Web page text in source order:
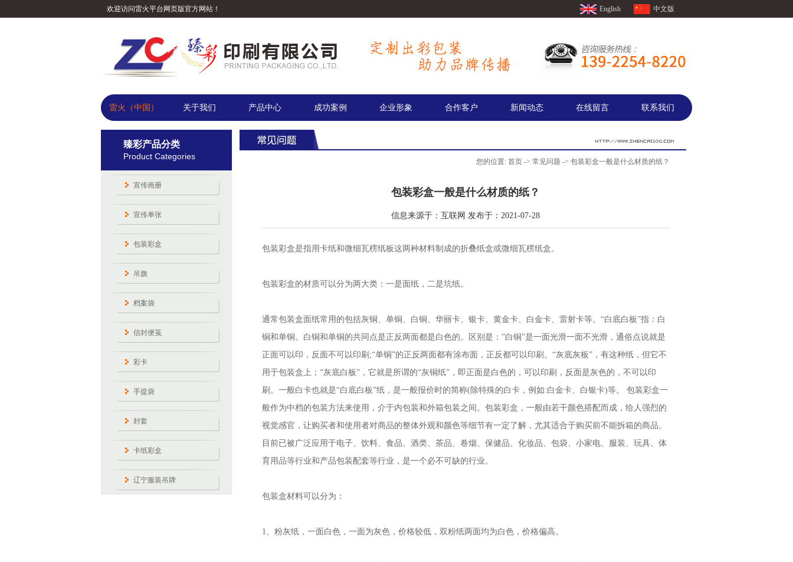
欢迎访问雷火平台网页版官方网站！ English 中文版
雷火（中国） 关于我们 产品中心 成功案例 企业形象 合作客户 新闻动态 在线留言 联系我们
臻彩产品分类
Product Categories
宣传画册
宣传单张
包装彩盒
吊旗
档案袋
信封便笺
彩卡
手提袋
封套
卡纸彩盒
辽宁服装吊牌
您的位置: 首页-> 常见问题 -> 包装彩盒一般是什么材质的纸？
包装彩盒一般是什么材质的纸？
信息来源于：互联网 发布于：2021-07-28
包装彩盒是指用卡纸和微细瓦楞纸板这两种材料制成的折叠纸盒或微细瓦楞纸盒。
包装彩盒的材质可以分为两大类：一是面纸，二是坑纸。
通常包装盒面纸常用的包括灰铜、单铜、白铜、华丽卡、银卡、黄金卡、白金卡、雷射卡等。“白底白板”指：白
铜和单铜。白铜和单铜的共同点是正反两面都是白色的。区别是：”白铜”是一面光滑一面不光滑，通俗点说就是
正面可以印，反面不可以印刷;“单铜”的正反两面都有涂布面，正反都可以印刷。“灰底灰板”，有这种纸，但它不
用于包装盒上；“灰底白板”，它就是所谓的“灰铜纸”，即正面是白色的，可以印刷，反面是灰色的，不可以印
刷。一般白卡也就是“白底白板”纸，是一般报价时的简称(除特殊的白卡，例如:白金卡、白银卡)等。 包装彩盒一
般作为中档的包装方法来使用，介于内包装和外箱包装之间。包装彩盒，一般由若干颜色搭配而成，给人强烈的
视觉感官，让购买者和使用者对商品的整体外观和颜色等细节有一定了解，尤其适合于购买前不能拆箱的商品。
目前已被广泛应用于电子、饮料、食品、酒类、茶品、卷烟、保健品、化妆品、包袋、小家电、服装、玩具、体
育用品等行业和产品包装配套等行业，是一个必不可缺的行业。
包装盒材料可以分为：
1、粉灰纸，一面白色，一面为灰色，价格较低，双粉纸两面均为白色，价格偏高。